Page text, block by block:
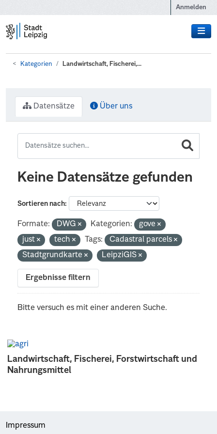
Anmelden
Kategorien Landwirtschaft, Fischerei,...
Landwirtschaft, Fischerei, Forstwirtschaft und
Nahrungsmittel
Datensätze Über uns
Keine Datensätze gefunden
Sortieren nach
Formate: DWG Kategorien:
gove
just
tech Tags:
Cadastral parcels
Stadtgrundkarte
LeipziGIS
Ergebnisse filtern
Bitte versuch es mit einer anderen Suche.
Impressum